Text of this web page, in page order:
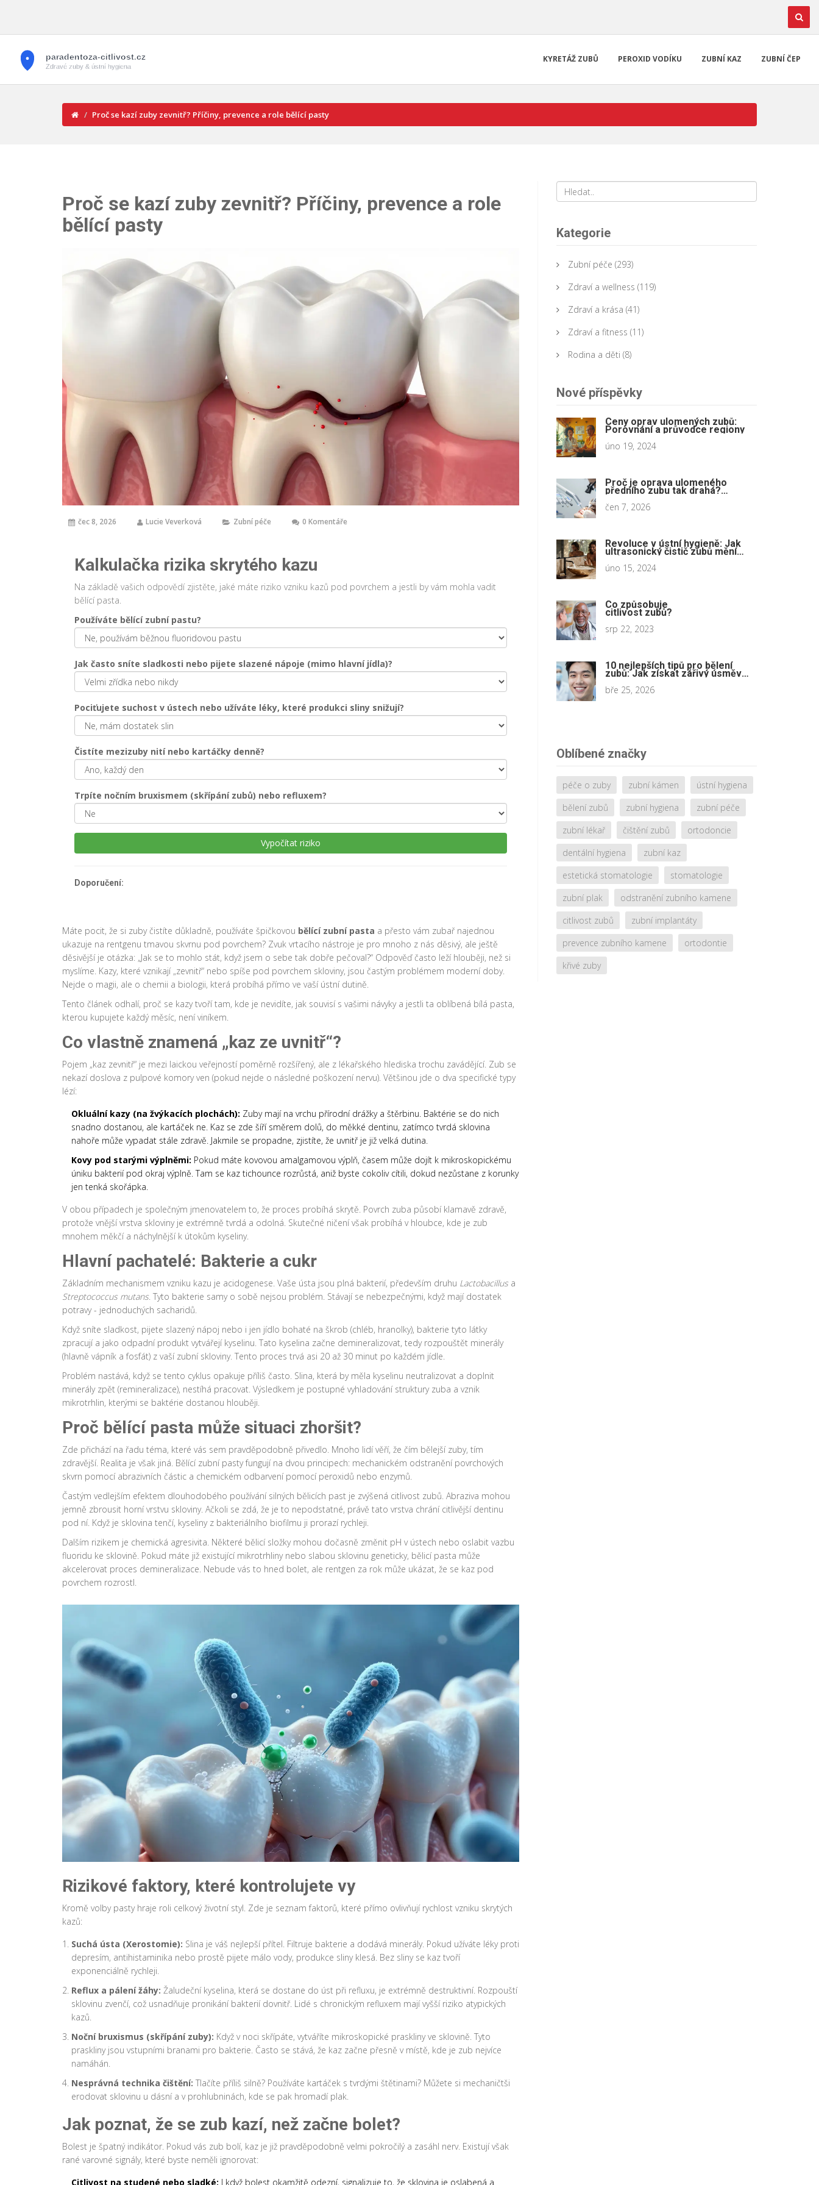
KYRETÁŽ ZUBŮ PEROXID VODÍKU ZUBNÍ KAZ ZUBNÍ ČEP
Proč se kazí zuby zevnitř? Příčiny, prevence a role bělící pasty
Proč se kazí zuby zevnitř? Příčiny, prevence a role
bělící pasty
čec 8, 2026 Lucie Veverková Zubní péče 0 Komentáře
Kalkulačka rizika skrytého kazu
Na základě vašich odpovědí zjistěte, jaké máte riziko vzniku kazů pod povrchem a jestli by vám mohla vadit
bělící pasta.
Používáte bělící zubní pastu?
Jak často sníte sladkosti nebo pijete slazené nápoje (mimo hlavní jídla)?
Pociťujete suchost v ústech nebo užíváte léky, které produkci sliny snižují?
Čistíte mezizuby nití nebo kartáčky denně?
Trpíte nočním bruxismem (skřípání zubů) nebo refluxem?
Vypočítat riziko
Doporučení:
Máte pocit, že si zuby čistíte důkladně, používáte špičkovou bělící zubní pasta a přesto vám zubař najednou
ukazuje na rentgenu tmavou skvrnu pod povrchem? Zvuk vrtacího nástroje je pro mnoho z nás děsivý, ale ještě
děsivější je otázka: „Jak se to mohlo stát, když jsem o sebe tak dobře pečoval?“ Odpověď často leží hlouběji, než si
myslíme. Kazy, které vznikají „zevnitř“ nebo spíše pod povrchem skloviny, jsou častým problémem moderní doby.
Nejde o magii, ale o chemii a biologii, která probíhá přímo ve vaší ústní dutině.
Tento článek odhalí, proč se kazy tvoří tam, kde je nevidíte, jak souvisí s vašimi návyky a jestli ta oblíbená bílá pasta,
kterou kupujete každý měsíc, není viníkem.
Co vlastně znamená „kaz ze uvnitř“?
Pojem „kaz zevnitř“ je mezi laickou veřejností poměrně rozšířený, ale z lékařského hlediska trochu zavádějící. Zub se
nekazí doslova z pulpové komory ven (pokud nejde o následné poškození nervu). Většinou jde o dva specifické typy
lézí:
Okluální kazy (na žvýkacích plochách): Zuby mají na vrchu přírodní drážky a štěrbinu. Baktérie se do nich
snadno dostanou, ale kartáček ne. Kaz se zde šíří směrem dolů, do měkké dentinu, zatímco tvrdá sklovina
nahoře může vypadat stále zdravě. Jakmile se propadne, zjistíte, že uvnitř je již velká dutina.
Kovy pod starými výplněmi: Pokud máte kovovou amalgamovou výplň, časem může dojít k mikroskopickému
úniku bakterií pod okraj výplně. Tam se kaz tichounce rozrůstá, aniž byste cokoliv cítili, dokud nezůstane z korunky
jen tenká skořápka.
V obou případech je společným jmenovatelem to, že proces probíhá skrytě. Povrch zuba působí klamavě zdravě,
protože vnější vrstva skloviny je extrémně tvrdá a odolná. Skutečné ničení však probíhá v hloubce, kde je zub
mnohem měkčí a náchylnější k útokům kyseliny.
Hlavní pachatelé: Bakterie a cukr
Základním mechanismem vzniku kazu je acidogenese. Vaše ústa jsou plná bakterií, především druhu Lactobacillus a
Streptococcus mutans. Tyto bakterie samy o sobě nejsou problém. Stávají se nebezpečnými, když mají dostatek
potravy - jednoduchých sacharidů.
Když sníte sladkost, pijete slazený nápoj nebo i jen jídlo bohaté na škrob (chléb, hranolky), bakterie tyto látky
zpracují a jako odpadní produkt vytvářejí kyselinu. Tato kyselina začne demineralizovat, tedy rozpouštět minerály
(hlavně vápník a fosfát) z vaší zubní skloviny. Tento proces trvá asi 20 až 30 minut po každém jídle.
Problém nastává, když se tento cyklus opakuje příliš často. Slina, která by měla kyselinu neutralizovat a doplnit
minerály zpět (remineralizace), nestíhá pracovat. Výsledkem je postupné vyhladování struktury zuba a vznik
mikrotrhlin, kterými se baktérie dostanou hlouběji.
Proč bělící pasta může situaci zhoršit?
Zde přichází na řadu téma, které vás sem pravděpodobně přivedlo. Mnoho lidí věří, že čím bělejší zuby, tím
zdravější. Realita je však jiná. Bělící zubní pasty fungují na dvou principech: mechanickém odstranění povrchových
skvrn pomocí abrazivních částic a chemickém odbarvení pomocí peroxidů nebo enzymů.
Častým vedlejším efektem dlouhodobého používání silných bělicích past je zvýšená citlivost zubů. Abraziva mohou
jemně zbrousit horní vrstvu skloviny. Ačkoli se zdá, že je to nepodstatné, právě tato vrstva chrání citlivější dentinu
pod ní. Když je sklovina tenčí, kyseliny z bakteriálního biofilmu ji prorazí rychleji.
Dalším rizikem je chemická agresivita. Některé bělicí složky mohou dočasně změnit pH v ústech nebo oslabit vazbu
fluoridu ke sklovině. Pokud máte již existující mikrotrhliny nebo slabou sklovinu geneticky, bělicí pasta může
akcelerovat proces demineralizace. Nebude vás to hned bolet, ale rentgen za rok může ukázat, že se kaz pod
povrchem rozrostl.
Rizikové faktory, které kontrolujete vy
Kromě volby pasty hraje roli celkový životní styl. Zde je seznam faktorů, které přímo ovlivňují rychlost vzniku skrytých
kazů:
Suchá ústa (Xerostomie): Slina je váš nejlepší přítel. Filtruje bakterie a dodává minerály. Pokud užíváte léky proti
depresím, antihistaminika nebo prostě pijete málo vody, produkce sliny klesá. Bez sliny se kaz tvoří
exponenciálně rychleji.
Reflux a pálení žáhy: Žaludeční kyselina, která se dostane do úst při refluxu, je extrémně destruktivní. Rozpouští
sklovinu zvenčí, což usnadňuje pronikání bakterií dovnitř. Lidé s chronickým refluxem mají vyšší riziko atypických
kazů.
Noční bruxismus (skřípání zuby): Když v noci skřípáte, vytváříte mikroskopické praskliny ve sklovině. Tyto
praskliny jsou vstupními branami pro bakterie. Často se stává, že kaz začne přesně v místě, kde je zub nejvíce
namáhán.
Nesprávná technika čištění: Tlačíte příliš silně? Používáte kartáček s tvrdými štětinami? Můžete si mechaničtši
erodovat sklovinu u dásní a v prohlubninách, kde se pak hromadí plak.
Jak poznat, že se zub kazí, než začne bolet?
Bolest je špatný indikátor. Pokud vás zub bolí, kaz je již pravděpodobně velmi pokročilý a zasáhl nerv. Existují však
rané varovné signály, které byste neměli ignorovat:
Citlivost na studené nebo sladké: I když bolest okamžitě odezní, signalizuje to, že sklovina je oslabená a
Kategorie
Zubní péče (293)
Zdraví a wellness (119)
Zdraví a krása (41)
Zdraví a fitness (11)
Rodina a děti (8)
Nové příspěvky
Ceny oprav ulomených zubů:
Porovnání a průvodce regiony
úno 19, 2024
Proč je oprava ulomeného
předního zubu tak drahá?
Přehled cen a metod
čen 7, 2026
Revoluce v ústní hygieně: Jak
ultrasonický čistič zubů mění
způsob, jak pečujeme o naše
zuby
úno 15, 2024
Co způsobuje
citlivost zubů?
srp 22, 2023
10 nejlepších tipů pro bělení
zubů: Jak získat zářivý úsměv
bezpečně
bře 25, 2026
Oblíbené značky
péče o zuby zubní kámen
ústní hygiena
bělení zubů
zubní hygiena
zubní péče
zubní lékař
čištění zubů
ortodoncie
dentální hygiena
zubní kaz
estetická stomatologie
stomatologie
zubní plak
odstranění zubního kamene
citlivost zubů
zubní implantáty
prevence zubního kamene
ortodontie
křivé zuby